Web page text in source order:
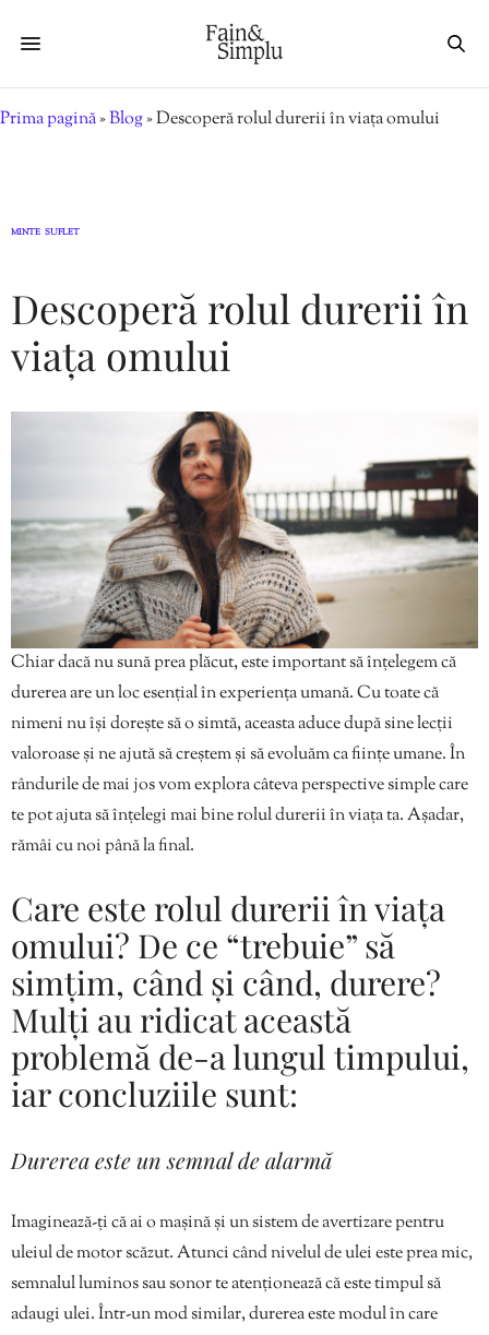
Prima pagină»Blog»Descoperă rolul durerii în viața omului
MINTE SUFLET
Descoperă rolul durerii în
viața omului
Chiar dacă nu sună prea plăcut, este important să înțelegem că
durerea are un loc esențial în experiența umană. Cu toate că
nimeni nu își dorește să o simtă, aceasta aduce după sine lecții
valoroase și ne ajută să creștem și să evoluăm ca ființe umane. În
rândurile de mai jos vom explora câteva perspective simple care
te pot ajuta să înțelegi mai bine rolul durerii în viața ta. Așadar,
rămâi cu noi până la final.
Care este rolul durerii în viața
omului? De ce “trebuie” să
simțim, când și când, durere?
Mulți au ridicat această
problemă de-a lungul timpului,
iar concluziile sunt:
Durerea este un semnal de alarmă
Imaginează-ți că ai o mașină și un sistem de avertizare pentru
uleiul de motor scăzut. Atunci când nivelul de ulei este prea mic,
semnalul luminos sau sonor te atenționează că este timpul să
adaugi ulei. Într-un mod similar, durerea este modul în care